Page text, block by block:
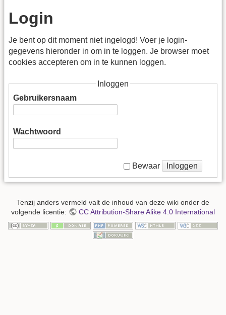
Login
Je bent op dit moment niet ingelogd! Voer je login-
gegevens hieronder in om in te loggen. Je browser moet
cookies accepteren om in te kunnen loggen.
Inloggen
Gebruikersnaam
Wachtwoord
Bewaar Inloggen
Tenzij anders vermeld valt de inhoud van deze wiki onder de
volgende licentie:
CC Attribution-Share Alike 4.0 International